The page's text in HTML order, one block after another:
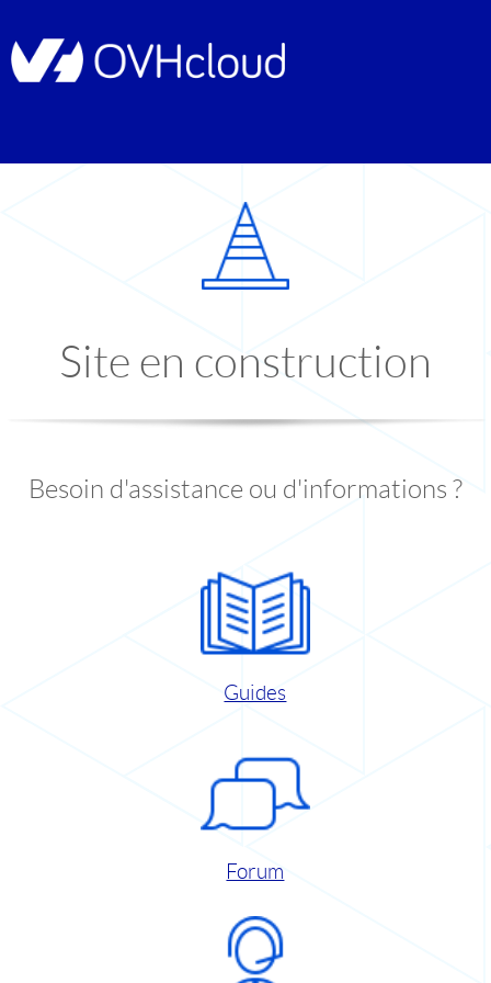
Site en construction
Besoin d'assistance ou d'informations ?
Guides
Forum